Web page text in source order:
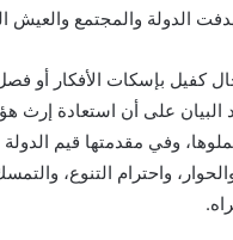
الدولة والمجتمع والعيش
كفيل بإسكات الأفكار أو
البيان على أن استعادة إرث
وفي مقدمتها قيم
واحترام التنوع،